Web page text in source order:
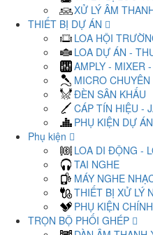
XỬ LÝ ÂM
THIẾT BỊ DỰ ÁN
LOA HỘI
LOA DỰ ÁN -
AMPLY - MIXER
MICRO
ĐÈN SÂN KHẤU
CÁP TÍN HIỆU -
PHỤ KIỆN DỰ
Phụ kiện
LOA DI ĐỘNG -
TAI NGHE
MÁY NGHE
THIẾT BỊ XỬ LÝ
PHỤ KIỆN
TRỌN BỘ PHỐI GHÉP